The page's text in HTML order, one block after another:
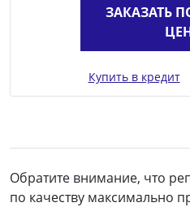
ЗАКАЗАТЬ
Купить в кредит
Обратите внимание, что
по качеству максимально